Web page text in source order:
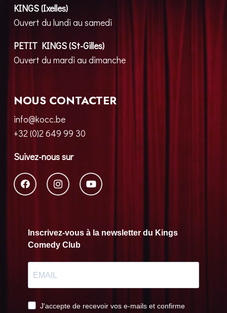
KINGS (Ixelles)
Ouvert du lundi au samedi
PETIT KINGS (St-Gilles)
Ouvert du mardi au dimanche
NOUS CONTACTER
info@kocc.be
+32 (0)2 649 99 30
Suivez-nous sur
Inscrivez-vous à la newsletter du Kings
Comedy Club
J'accepte de recevoir vos e-mails et confirme